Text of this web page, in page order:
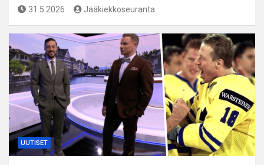
31.5.2026 Jääkiekkoseuranta
UUTISET